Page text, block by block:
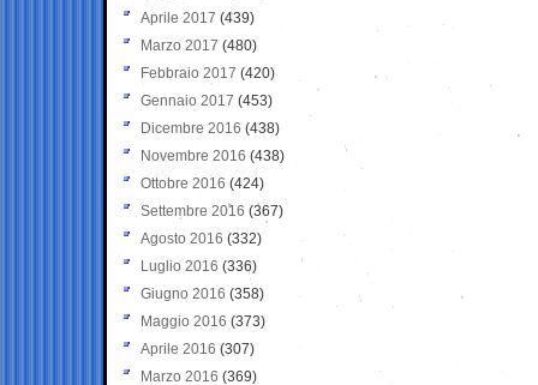
Aprile 2017 (439)
Marzo 2017 (480)
Febbraio 2017 (420)
Gennaio 2017 (453)
Dicembre 2016 (438)
Novembre 2016 (438)
Ottobre 2016 (424)
Settembre 2016 (367)
Agosto 2016 (332)
Luglio 2016 (336)
Giugno 2016 (358)
Maggio 2016 (373)
Aprile 2016 (307)
Marzo 2016 (369)